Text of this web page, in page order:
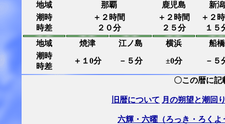
地域
那覇 鹿児島
新潟
潮時
時差
＋２時間
２０分
＋２時間
２５分
＋２
１５
地域
焼津 江ノ島 横浜
船橋
潮時
時差
＋１0分 －５分 ±0分 －５
〇この暦に記
旧暦について 月の朔望と潮回
六輝・六曜（ろっき・ろくよ